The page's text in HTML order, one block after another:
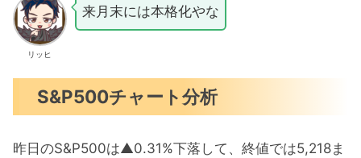
リッヒ
来月末には本格化やな
S&P500チャート分析
昨日のS&P500は▲0.31%下落して、終値では5,218ま